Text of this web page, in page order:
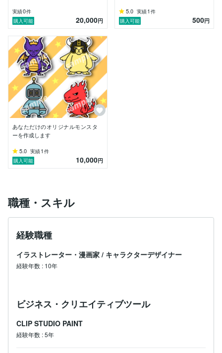
実績0件
購入可能
20,000円
5.0 実績1 件
購入可能
500円
あなただけのオリジナルモンスタ
ーを作成します
5.0 実績1 件
購入可能
10,000円
職種・スキル
経験職種
イラストレーター・漫画家 / キャラクターデザイナー
経験年数 : 10年
ビジネス・クリエイティブツール
CLIP STUDIO PAINT
経験年数 :5年